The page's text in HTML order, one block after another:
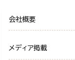
会社概要
メディア掲載